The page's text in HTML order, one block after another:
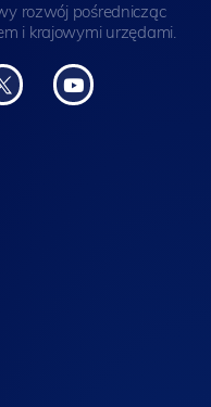
rozwój pośrednicząc
i krajowymi urzędami.